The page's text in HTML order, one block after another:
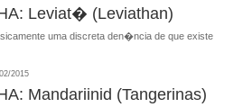
Leviat� (Leviathan)
uma discreta den�ncia de que existe
2015
Mandariinid (Tangerinas)